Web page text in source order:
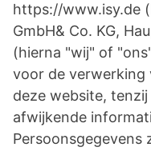
https://www.isy.de
GmbH& Co. KG,
(hierna "wij" of
voor de verwerking
deze website,
afwijkende
Persoonsgegevens